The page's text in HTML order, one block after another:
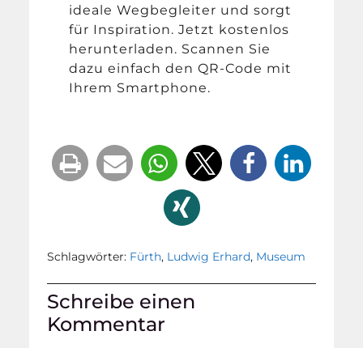
ideale Wegbegleiter und sorgt
für Inspiration. Jetzt kostenlos
herunterladen. Scannen Sie
dazu einfach den QR-Code mit
Ihrem Smartphone.
Schlagwörter: Fürth, Ludwig Erhard, Museum
Schreibe einen
Kommentar